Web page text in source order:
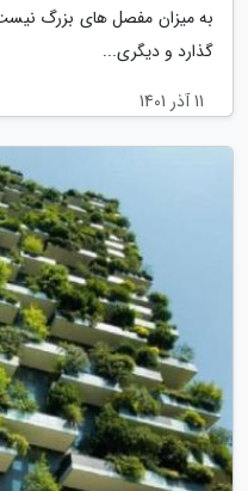
به میزان مفصل های بزرگ
گذارد و دیگری...
11 آذر 1401